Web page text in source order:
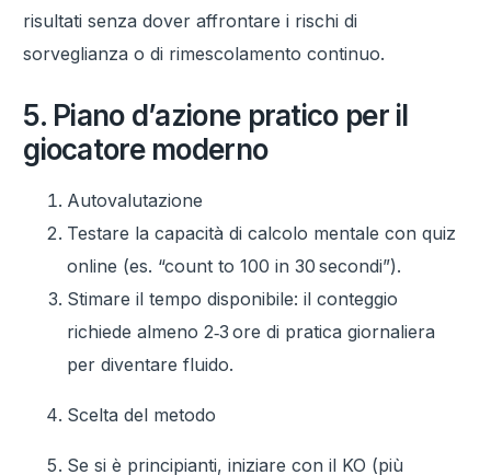
risultati senza dover affrontare i rischi di
sorveglianza o di rimescolamento continuo.
5. Piano d’azione pratico per il
giocatore moderno
Autovalutazione
Testare la capacità di calcolo mentale con quiz
online (es. “count to 100 in 30 secondi”).
Stimare il tempo disponibile: il conteggio
richiede almeno 2‑3 ore di pratica giornaliera
per diventare fluido.
Scelta del metodo
Se si è principianti, iniziare con il KO (più